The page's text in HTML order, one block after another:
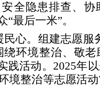
全隐患排查、协
最后一米”。
心。组建志愿服
绕环境整治、敬
践活动。2025年
境整治等志愿活